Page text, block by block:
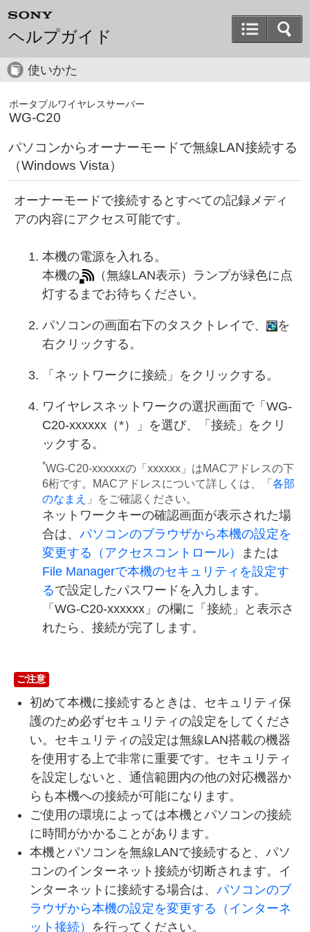
ヘルプガイド
使いかた
ポータブルワイヤレスサーバー
WG-C20
パソコンからオーナーモードで無線LAN接続する
（Windows Vista）
オーナーモードで接続するとすべての記録メディ
アの内容にアクセス可能です。
本機の電源を入れる。
本機の
（無線LAN表示）ランプが緑色に点
灯するまでお待ちください。
パソコンの画面右下のタスクトレイで、
を
右クリックする。
「ネットワークに接続」をクリックする。
ワイヤレスネットワークの選択画面で「WG-
C20-xxxxxx（*）」を選び、「接続」をクリ
ックする。
*WG-C20-xxxxxxの「xxxxxx」はMACアドレスの下
6桁です。MACアドレスについて詳しくは、「各部
のなまえ
」をご確認ください。
ネットワークキーの確認画面が表示された場
合は、 パソコンのブラウザから本機の設定を
変更する（アクセスコントロール）
または
File Managerで本機のセキュリティを設定す
るで設定したパスワードを入力します。
「WG-C20-xxxxxx」の欄に「接続」と表示さ
れたら、接続が完了します。
ご注意
初めて本機に接続するときは、セキュリティ保
護のため必ずセキュリティの設定をしてくださ
い。セキュリティの設定は無線LAN搭載の機器
を使用する上で非常に重要です。セキュリティ
を設定しないと、通信範囲内の他の対応機器か
らも本機への接続が可能になります。
ご使用の環境によっては本機とパソコンの接続
に時間がかかることがあります。
本機とパソコンを無線LANで接続すると、パソ
コンのインターネット接続が切断されます。イ
ンターネットに接続する場合は、 パソコンのブ
ラウザから本機の設定を変更する（インターネ
ット接続）
を行ってください。